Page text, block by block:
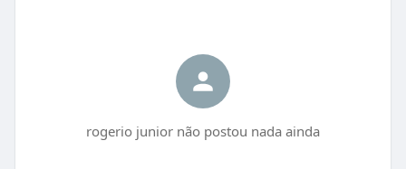
rogerio junior não postou nada ainda